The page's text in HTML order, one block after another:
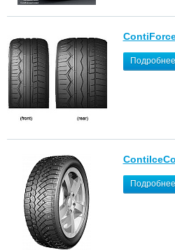
Подробнее
Подробнее